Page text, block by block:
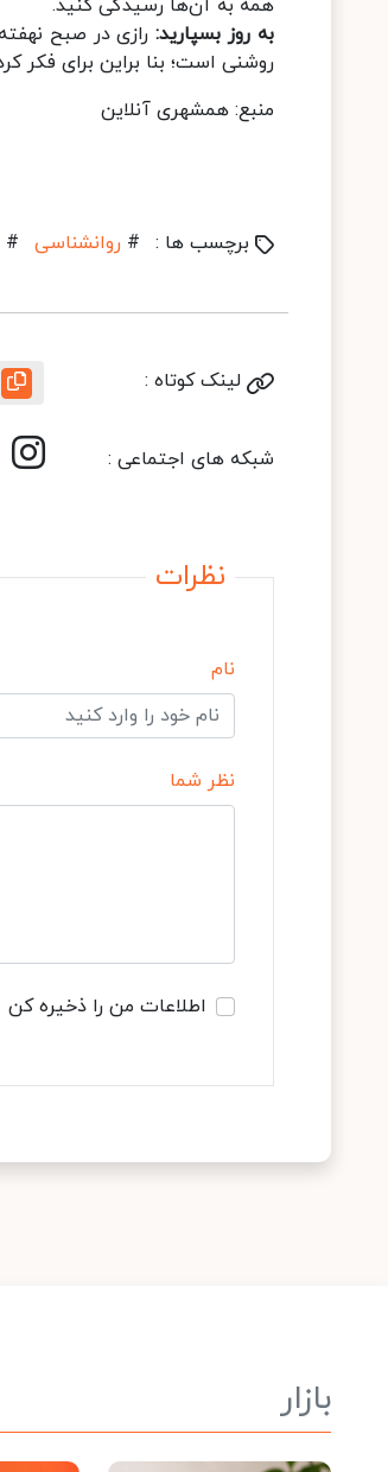
همه به آن‌ها رسیدگی کنید.
به روز بسپارید: رازی در صبح
روشنی است؛ بنا براین برای فکر
منبع: همشهری آنلاین
برچسب ها : # روانشناسی #
لینک کوتاه :
شبکه های اجتماعی :
نظرات
نام
نظر شما
اطلاعات من را ذخیره کن
بازار